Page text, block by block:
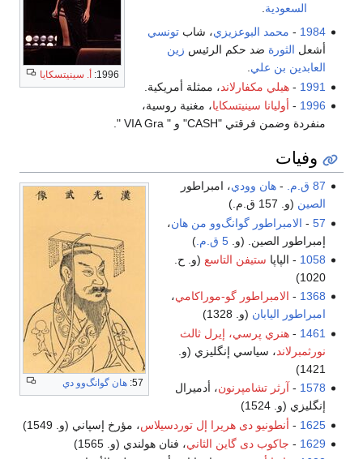
1996: أ. سينيتسكايا
السعودية
1984
- محمد البوعزيزي، شابتونسي
أشعل الثورة ضد حكم الرئيس زين
العابدين بن علي
1991
-هيلي مكفارلاند، ممثلة أمريكية.
1996
- أوليانا سينيتسكايا، مغنية روسية،
منفردة وضمن فرقتي "CASH" و " VIA Gra ".
وفيات
57: هان گوانگ‌وو دي
87 ق.م. -هان وودي، امبراطور
الصين (و. 157 ق.م.)
57
- الامبراطور گوانگ‌وو من هان،
إمبراطور الصين. (و.5 ق.م.
)
1058 - الپاپا ستيفن التاسع (و. ح.
1020)
1368
- الامبراطور گو-موراكامي،
امبراطور اليابان (و. 1328)
1461
-هنري پرسي، إيرل ثالث
نورثمبرلاند، سياسي إنگليزي (و.
1421)
1578
- آرثر تشامپرنون، أدميرال
إنگليزي (و. 1524)
1625
- أنطونيو دى هريرا إل توردسيلاس، مؤرخ إسپاني (و. 1549)
1629
- جاكوب دى گاين الثاني، فنان هولندي (و. 1565)